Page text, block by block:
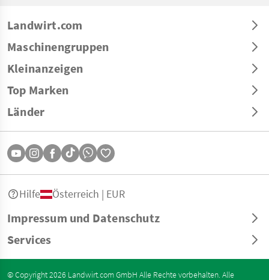
Landwirt.com
Maschinengruppen
Kleinanzeigen
Top Marken
Länder
Impressum und Datenschutz
Services
Hilfe Österreich | EUR
© Copyright 2026 Landwirt.com GmbH Alle Rechte vorbehalten. Alle